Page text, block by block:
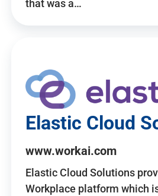
that was a…
Elastic Cloud
www.workai.com
Elastic Cloud Solutions
Workplace platform which